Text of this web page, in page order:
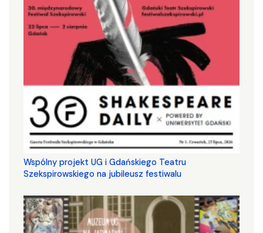
Wspólny projekt UG i Gdańskiego Teatru
Szekspirowskiego na jubileusz festiwalu